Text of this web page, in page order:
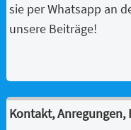
sie per Whatsapp an
unsere Beiträge!
Kontakt, Anregungen,